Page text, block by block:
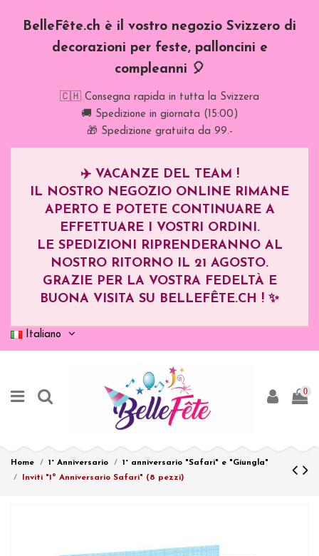
BelleFête.ch è il vostro negozio Svizzero di
decorazioni per feste, palloncini e
compleanni 🎈
🇨🇭 Consegna rapida in tutta la Svizzera
🚚 Spedizione in giornata (15:00)
🎁 Spedizione gratuita da 99.-
✈️ VACANZE DEL TEAM !
IL NOSTRO NEGOZIO ONLINE RIMANE
APERTO E POTETE CONTINUARE A
EFFETTUARE I VOSTRI ORDINI.
LE SPEDIZIONI RIPRENDERANNO AL
NOSTRO RITORNO IL 21 AGOSTO.
GRAZIE PER LA VOSTRA FEDELTÀ E
BUONA VISITA SU BELLEFÊTE.CH ! ✨
Italiano
0
Home 1° Anniversario
1° anniversario "Safari" e "Giungla"
Inviti "1º Anniversario Safari" (8 pezzi)